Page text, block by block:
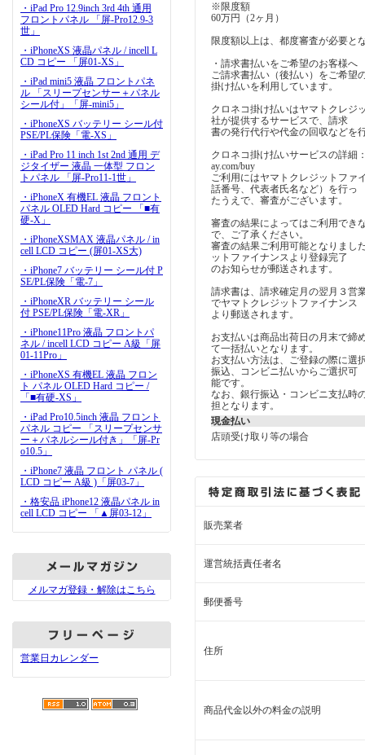
・iPad Pro 12.9inch 3rd 4th 通用
フロントパネル 「屏-Pro12.9-3
世」
・iPhoneXS 液晶パネル / incell L
CD コピー 「屏01-XS」
・iPad mini5 液晶 フロントパネ
ル 「スリープセンサー＋パネル
シール付」「屏-mini5」
・iPhoneXS バッテリー シール付
PSE/PL保険「電-XS」
・iPad Pro 11 inch 1st 2nd 通用 デ
ジタイザー 液晶 一体型 フロン
トパネル 「屏-Pro11-1世」
・iPhoneX 有機EL 液晶 フロント
パネル OLED Hard コピー 「■有
硬-X」
・iPhoneXSMAX 液晶パネル / in
cell LCD コピー (屏01-XS大)
・iPhone7 バッテリー シール付 P
SE/PL保険「電-7」
・iPhoneXR バッテリー シール
付 PSE/PL保険「電-XR」
・iPhone11Pro 液晶 フロントパ
ネル / incell LCD コピー A級「屏
01-11Pro」
・iPhoneXS 有機EL 液晶 フロン
ト パネル OLED Hard コピー /
「■有硬-XS」
・iPad Pro10.5inch 液晶 フロント
パネル コピー 「スリープセンサ
ー＋パネルシール付き」「屏-Pr
o10.5」
・iPhone7 液晶 フロント パネル (
LCD コピー A級 )「屏03-7」
・格安品 iPhone12 液晶パネル in
cell LCD コピー 「▲屏03-12」
メルマガ登録・解除はこちら
営業日カレンダー
※限度額
60万円（2ヶ月）
限度額以上は、都度審査が必要と
・請求書払いをご希望のお客様へ
ご請求書払い（後払い）をご希望
掛け払いを利用しています。
クロネコ掛け払いはヤマトクレジ
社が提供するサービスで、請求
書の発行代行や代金の回収などを
クロネコ掛け払いサービスの詳細
ay.com/buy
ご利用にはヤマトクレジットファ
話番号、代表者氏名など）を行っ
たうえで、審査がございます。
審査の結果によってはご利用でき
で、ご了承ください。
審査の結果ご利用可能となりまし
ットファイナンスより登録完了
のお知らせが郵送されます。
請求書は、請求確定月の翌月３営
でヤマトクレジットファイナンス
より郵送されます。
お支払いは商品出荷日の月末で締
て一括払いとなります。
お支払い方法は、ご登録の際に選
振込、コンビニ払いからご選択可
能です。
なお、銀行振込・コンビニ支払時
担となります。
現金払い
店頭受け取り等の場合
販売業者
運営統括責任者名
郵便番号
住所
商品代金以外の料金の説明